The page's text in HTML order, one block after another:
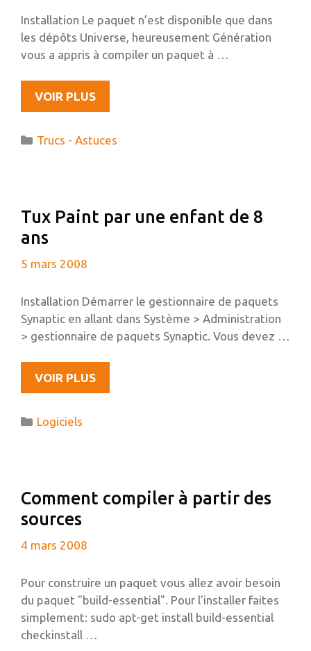
Installation Le paquet n’est disponible que dans
les dépôts Universe, heureusement Génération
vous a appris à compiler un paquet à …
VOIR PLUSCOMMENT
COLORER
BUREAU
Catégories
Trucs - Astuces
Tux Paint par une enfant de 8
ans
5 mars 2008
Installation Démarrer le gestionnaire de paquets
Synaptic en allant dans Système > Administration
> gestionnaire de paquets Synaptic. Vous devez …
VOIR PLUSTUX
PAINT
ANS
Catégories
Logiciels
Comment compiler à partir des
sources
4 mars 2008
Pour construire un paquet vous allez avoir besoin
du paquet "build-essential". Pour l’installer faites
simplement: sudo apt-get install build-essential
checkinstall …